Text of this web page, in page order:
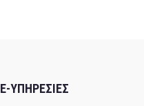
E-ΥΠΗΡΕΣΙΕΣ